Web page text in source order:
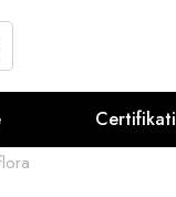
Certifikati